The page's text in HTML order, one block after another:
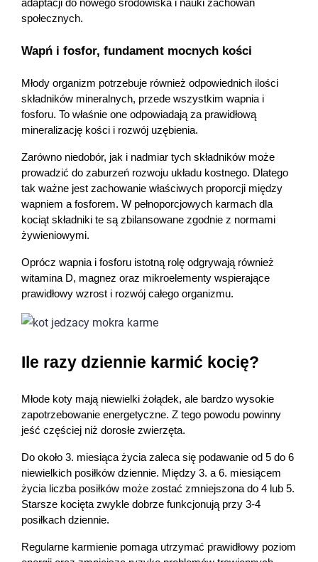
adaptacji do nowego środowiska i nauki zachowań
społecznych.
Wapń i fosfor, fundament mocnych kości
Młody organizm potrzebuje również odpowiednich ilości
składników mineralnych, przede wszystkim wapnia i
fosforu. To właśnie one odpowiadają za prawidłową
mineralizację kości i rozwój uzębienia.
Zarówno niedobór, jak i nadmiar tych składników może
prowadzić do zaburzeń rozwoju układu kostnego. Dlatego
tak ważne jest zachowanie właściwych proporcji między
wapniem a fosforem. W pełnoporcjowych karmach dla
kociąt składniki te są zbilansowane zgodnie z normami
żywieniowymi.
Oprócz wapnia i fosforu istotną rolę odgrywają również
witamina D, magnez oraz mikroelementy wspierające
prawidłowy wzrost i rozwój całego organizmu.
Ile razy dziennie karmić kocię?
Młode koty mają niewielki żołądek, ale bardzo wysokie
zapotrzebowanie energetyczne. Z tego powodu powinny
jeść częściej niż dorosłe zwierzęta.
Do około 3. miesiąca życia zaleca się podawanie od 5 do 6
niewielkich posiłków dziennie. Między 3. a 6. miesiącem
życia liczba posiłków może zostać zmniejszona do 4 lub 5.
Starsze kocięta zwykle dobrze funkcjonują przy 3-4
posiłkach dziennie.
Regularne karmienie pomaga utrzymać prawidłowy poziom